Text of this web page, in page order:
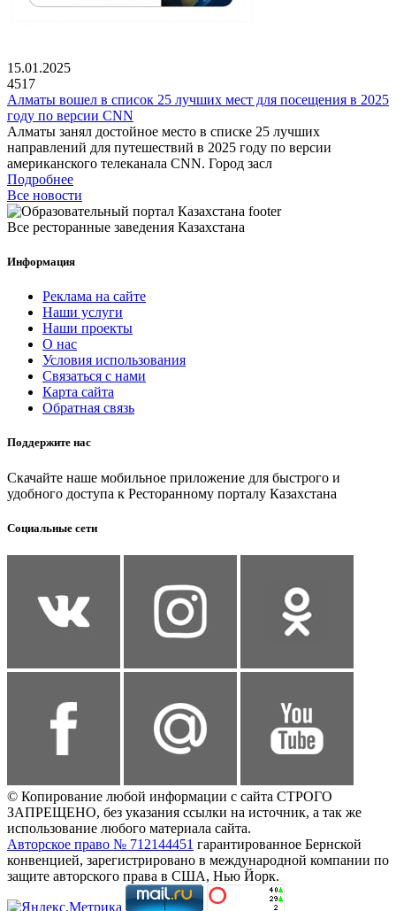
15.01.2025
4517
Алматы вошел в список 25 лучших мест для посещения в 2025
году по версии CNN
Алматы занял достойное место в списке 25 лучших
направлений для путешествий в 2025 году по версии
американского телеканала CNN. Город засл
Подробнее
Все новости
Все ресторанные заведения Казахстана
Информация
Реклама на сайте
Наши услуги
Наши проекты
О нас
Условия использования
Связаться с нами
Карта сайта
Обратная связь
Поддержите нас
Скачайте наше мобильное приложение для быстрого и
удобного доступа к Ресторанному порталу Казахстана
Социальные сети
© Копирование любой информации с сайта СТРОГО
ЗАПРЕЩЕНО, без указания ссылки на источник, а так же
использование любого материала сайта.
Авторское право № 712144451 гарантированное Бернской
конвенцией, зарегистрировано в международной компании по
защите авторского права в США, Нью Йорк.